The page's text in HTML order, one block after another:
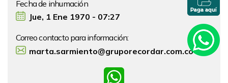
Fecha de inhumación
Jue, 1 Ene 1970 - 07:27
Correo contacto para información:
marta.sarmiento@gruporecordar.com.co